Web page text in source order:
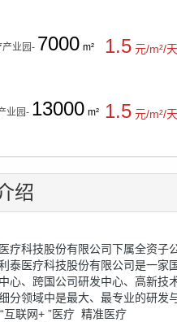
产业园- 7000 m² 1.5 元/m²/天
业园- 13000 m² 1.5 元/m²/天
绍
疗科技股份有限公司下属全资
泰医疗科技股份有限公司是一
心、跨国公司研发中心、高新
分领域中是最大、最专业的研发
联网+ ”医疗 精准医疗